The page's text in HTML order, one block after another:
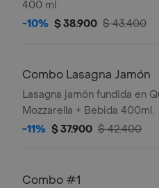
400 ml.
-10% $ 38.900 $ 43.400
Combo Lasagna Jamón
Lasagna jamón fundida en
Mozzarella + Bebida 400ml.
-11% $ 37.900 $ 42.400
Combo #1